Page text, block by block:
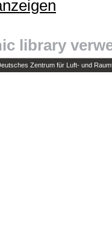
library
Zentrum für Luft- und